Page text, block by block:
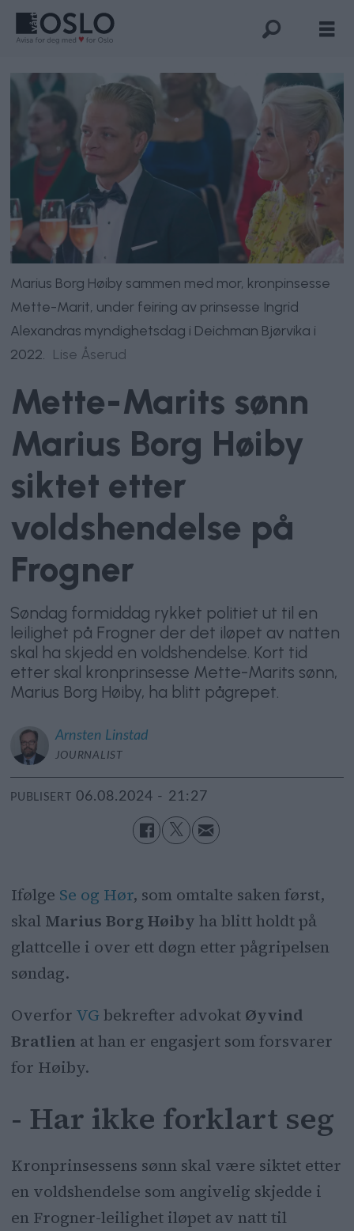
Marius Borg Høiby sammen med mor, kronpinsesse
Mette-Marit, under feiring av prinsesse Ingrid
Alexandras myndighetsdag i Deichman Bjørvika i
2022.
Lise Åserud
Mette-Marits sønn
Marius Borg Høiby
siktet etter
voldshendelse på
Frogner
Søndag formiddag rykket politiet ut til en
leilighet på Frogner der det iløpet av natten
skal ha skjedd en voldshendelse. Kort tid
etter skal kronprinsesse Mette-Marits sønn,
Marius Borg Høiby, ha blitt pågrepet.
Arnsten Linstad
JOURNALIST
PUBLISERT 06.08.2024 - 21:27
Ifølge Se og Hør, som omtalte saken først,
skal Marius Borg Høiby ha blitt holdt på
glattcelle i over ett døgn etter pågripelsen
søndag.
Overfor VG bekrefter advokat Øyvind
Bratlien at han er engasjert som forsvarer
for Høiby.
- Har ikke forklart seg
Kronprinsessens sønn skal være siktet etter
en voldshendelse som angivelig skjedde i
en Frogner-leilighet iløpet av natt til